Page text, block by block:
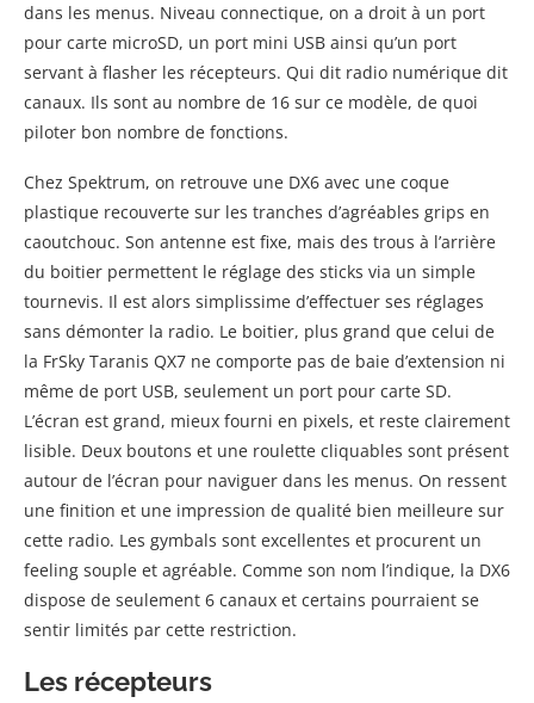
dans les menus. Niveau connectique, on a droit à un port
pour carte microSD, un port mini USB ainsi qu’un port
servant à flasher les récepteurs. Qui dit radio numérique dit
canaux. Ils sont au nombre de 16 sur ce modèle, de quoi
piloter bon nombre de fonctions.
Chez Spektrum, on retrouve une DX6 avec une coque
plastique recouverte sur les tranches d’agréables grips en
caoutchouc. Son antenne est fixe, mais des trous à l’arrière
du boitier permettent le réglage des sticks via un simple
tournevis. Il est alors simplissime d’effectuer ses réglages
sans démonter la radio. Le boitier, plus grand que celui de
la FrSky Taranis QX7 ne comporte pas de baie d’extension ni
même de port USB, seulement un port pour carte SD.
L’écran est grand, mieux fourni en pixels, et reste clairement
lisible. Deux boutons et une roulette cliquables sont présent
autour de l’écran pour naviguer dans les menus. On ressent
une finition et une impression de qualité bien meilleure sur
cette radio. Les gymbals sont excellentes et procurent un
feeling souple et agréable. Comme son nom l’indique, la DX6
dispose de seulement 6 canaux et certains pourraient se
sentir limités par cette restriction.
Les récepteurs